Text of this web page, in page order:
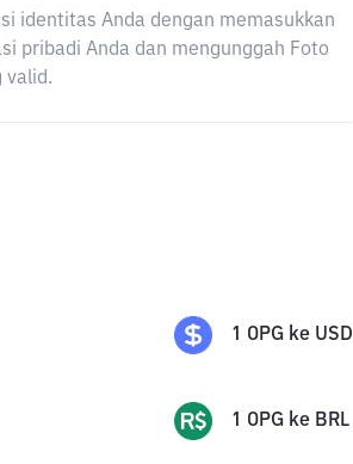
identitas Anda dengan memasukkan
pribadi Anda dan mengunggah Foto
valid.
1 OPG ke USD
1 OPG ke BRL